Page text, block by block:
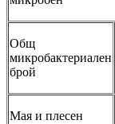
Общ
микробактериален
брой
Мая и плесен